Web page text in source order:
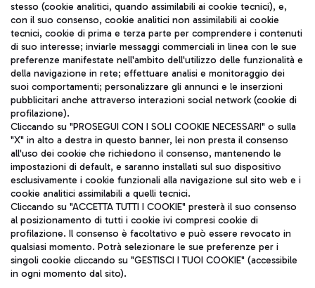
TRAVEL JOURNAL
ITA
Aeroporti di Roma S.p.A. - Società soggetta a direzione e
coordinamento di Mundys S.p.A.
Codice fiscale e Registro delle Imprese di Roma 13032990155 P.
IVA 06572251004
Capitale sociale 62.224.743,00 int. vers.
Sede legale: Via Pier Paolo Racchetti 1 - 00054 Fiumicino (RM)
telefono +39 06 65951
stesso (cookie analitici, quando assimilabili ai cookie tecnici), e,
con il suo consenso, cookie analitici non assimilabili ai cookie
tecnici, cookie di prima e terza parte per comprendere i contenuti
di suo interesse; inviarle messaggi commerciali in linea con le sue
preferenze manifestate nell'ambito dell'utilizzo delle funzionalità e
della navigazione in rete; effettuare analisi e monitoraggio dei
suoi comportamenti; personalizzare gli annunci e le inserzioni
pubblicitari anche attraverso interazioni social network (cookie di
profilazione).
Cliccando su "PROSEGUI CON I SOLI COOKIE NECESSARI" o sulla
"X" in alto a destra in questo banner, lei non presta il consenso
all'uso dei cookie che richiedono il consenso, mantenendo le
impostazioni di default, e saranno installati sul suo dispositivo
esclusivamente i cookie funzionali alla navigazione sul sito web e i
cookie analitici assimilabili a quelli tecnici.
Cliccando su "ACCETTA TUTTI I COOKIE" presterà il suo consenso
al posizionamento di tutti i cookie ivi compresi cookie di
profilazione. Il consenso è facoltativo e può essere revocato in
qualsiasi momento. Potrà selezionare le sue preferenze per i
singoli cookie cliccando su "GESTISCI I TUOI COOKIE" (accessibile
in ogni momento dal sito).